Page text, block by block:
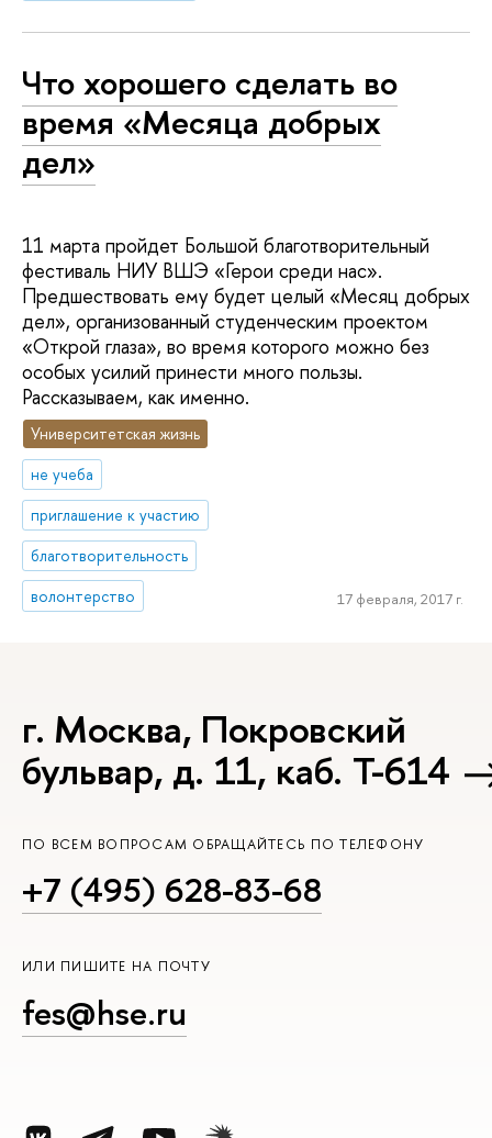
Что хорошего сделать во
время «Месяца добрых
дел»
11 марта пройдет Большой благотворительный
фестиваль НИУ ВШЭ «Герои среди нас».
Предшествовать ему будет целый «Месяц добрых
дел», организованный студенческим проектом
«Открой глаза», во время которого можно без
особых усилий принести много пользы.
Рассказываем, как именно.
Университетская жизнь
не учеба
приглашение к участию
благотворительность
волонтерство
17 февраля, 2017 г.
г. Москва, Покровский
бульвар, д. 11, каб. Т-614
ПО ВСЕМ ВОПРОСАМ ОБРАЩАЙТЕСЬ ПО ТЕЛЕФОНУ
+7 (495) 628-83-68
ИЛИ ПИШИТЕ НА ПОЧТУ
fes@hse.ru